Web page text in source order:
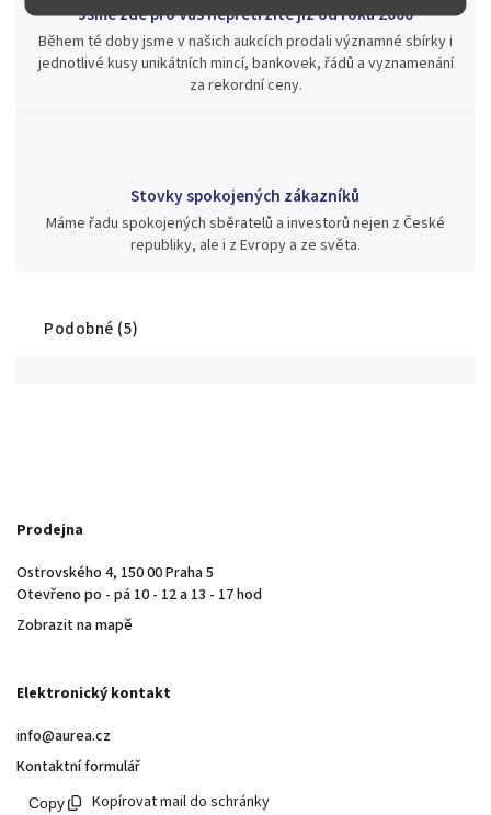
Jsme zde pro Vás nepřetržitě již od roku 2000
Během té doby jsme v našich aukcích prodali významné sbírky i
jednotlivé kusy unikátních mincí, bankovek, řádů a vyznamenání
za rekordní ceny.
Stovky spokojených zákazníků
Máme řadu spokojených sběratelů a investorů nejen z České
republiky, ale i z Evropy a ze světa.
Podobné (5)
Prodejna
Ostrovského 4, 150 00 Praha 5
Otevřeno po - pá 10 - 12 a 13 - 17 hod
Zobrazit na mapě
Elektronický kontakt
info@aurea.cz
Kontaktní formulář
Kopírovat mail do schránky